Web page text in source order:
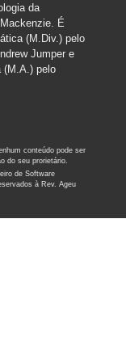
da
É
(M.Div.) pelo
Jumper e
(M.A.) pelo
conteúdo pode ser
do seu prorietário.
de Software
à Rev. Ageu